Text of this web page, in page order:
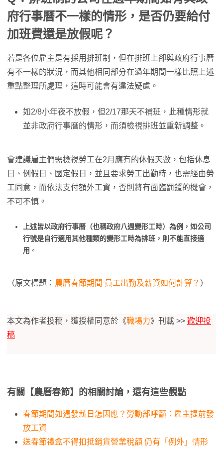
府行事曆不一樣的情形，是否仍要給付
加班費還是放假呢？
若是各位雇主是有採用排班制，但在排班上卻與政府行事曆
有不一樣的狀況，而其他相同部分在過年期間一樣比照上述
重點整理所處理，這時可能會有違法疑慮。
如2/8小年夜不放假，但2/17那天不補班，此種情形就
並非政府行事曆的情形，而須檢視排班並重新調整。
會建議雇主們需檢視勞工在2月應有的休假天數，包括休息
日、例假日、國定假日，並且要求勞工出勤時，也需經由勞
工同意，而依法支付額外工資，否則將有面臨罰鍰的機會，
不可不慎。
上述皆以政府行事曆（也稱政府八週變形工時）為例，如公司
行號是自行適用其他種類的變形工時為排班，則不能直接適
用 。
（原文標題： 農曆春節期間 員工出勤及薪資如何計算？ ）
本文為作者投稿，獲授權同意於《職場力》刊載 >> 歡迎投
稿
有關【農曆春節】的相關討論，還有這些觀點
春節期間如遇發薪日怎因應？勞動部呼籲：雇主提前發
放工資
送春節禮盒不得扣抵銷貨營業稅額 仍有「例外」情形